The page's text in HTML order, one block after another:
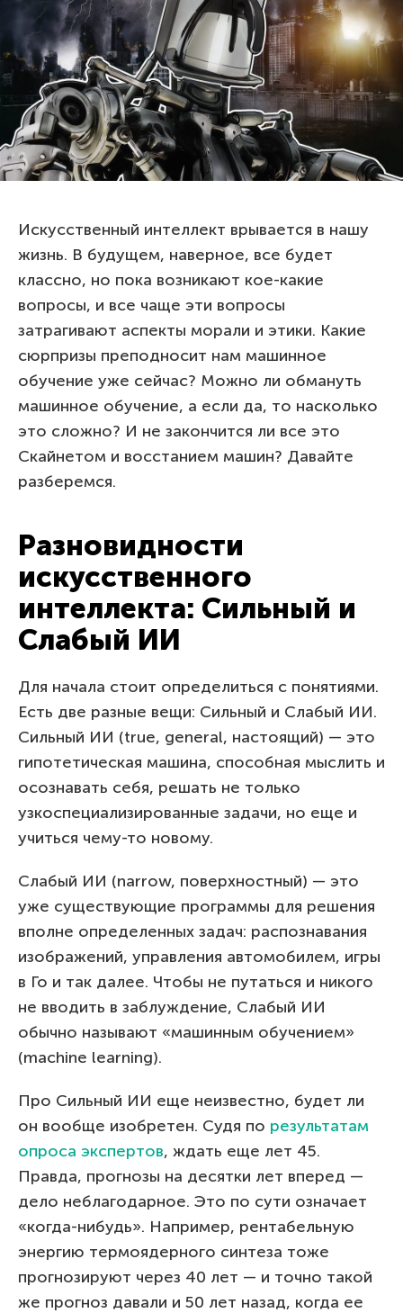
Искусственный интеллект врывается в нашу
жизнь. В будущем, наверное, все будет
классно, но пока возникают кое-какие
вопросы, и все чаще эти вопросы
затрагивают аспекты морали и этики. Какие
сюрпризы преподносит нам машинное
обучение уже сейчас? Можно ли обмануть
машинное обучение, а если да, то насколько
это сложно? И не закончится ли все это
Скайнетом и восстанием машин? Давайте
разберемся.
Разновидности
искусственного
интеллекта: Сильный и
Слабый ИИ
Для начала стоит определиться с понятиями.
Есть две разные вещи: Сильный и Слабый ИИ.
Сильный ИИ (true, general, настоящий) — это
гипотетическая машина, способная мыслить и
осознавать себя, решать не только
узкоспециализированные задачи, но еще и
учиться чему-то новому.
Слабый ИИ (narrow, поверхностный) — это
уже существующие программы для решения
вполне определенных задач: распознавания
изображений, управления автомобилем, игры
в Го и так далее. Чтобы не путаться и никого
не вводить в заблуждение, Слабый ИИ
обычно называют «машинным обучением»
(machine learning).
Про Сильный ИИ еще неизвестно, будет ли
он вообще изобретен. Судя по результатам
опроса экспертов, ждать еще лет 45.
Правда, прогнозы на десятки лет вперед —
дело неблагодарное. Это по сути означает
«когда-нибудь». Например, рентабельную
энергию термоядерного синтеза тоже
прогнозируют через 40 лет — и точно такой
же прогноз давали и 50 лет назад, когда ее